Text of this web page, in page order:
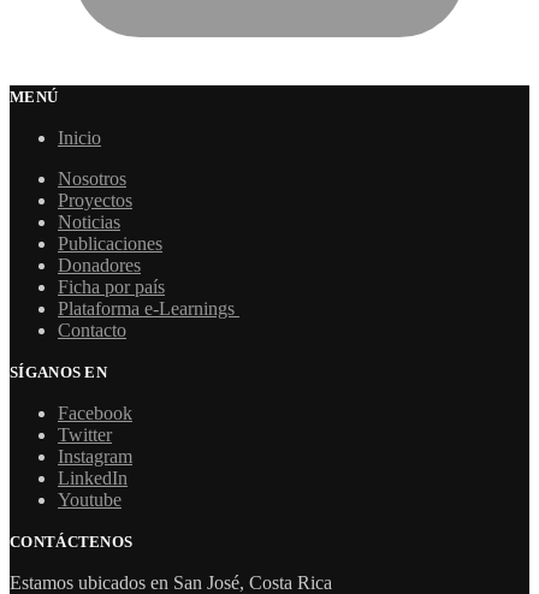
MENÚ
Inicio
Nosotros
Proyectos
Noticias
Publicaciones
Donadores
Ficha por país
Plataforma e-Learnings
Contacto
SÍGANOS EN
Facebook
Twitter
Instagram
LinkedIn
Youtube
CONTÁCTENOS
Estamos ubicados en San José, Costa Rica